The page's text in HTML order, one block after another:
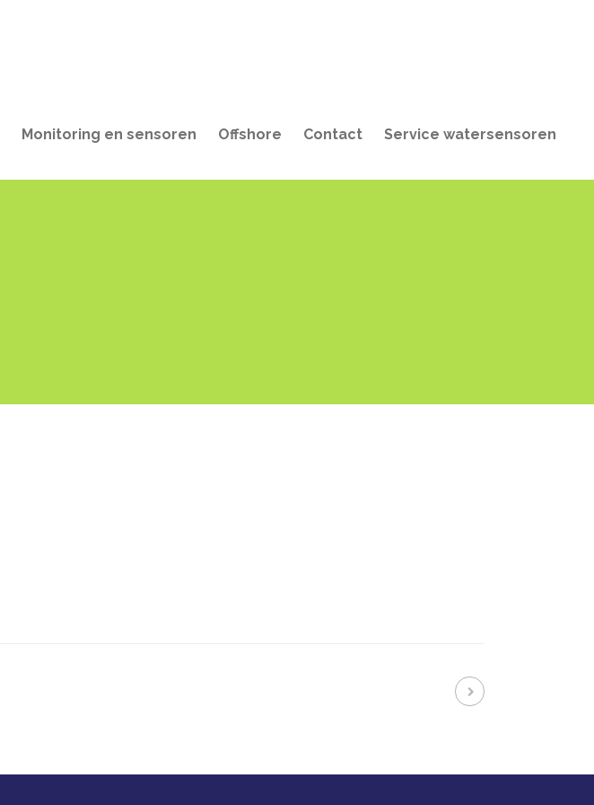
Monitoring en sensoren Offshore Contact Service watersensoren